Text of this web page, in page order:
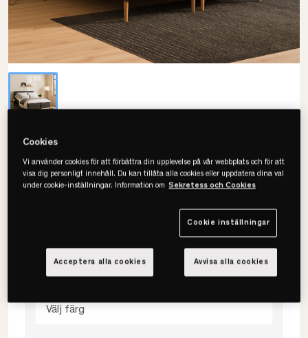
Drem
Amalia Original Ställbar Säng
Välj storlek
Välj färg
Cookies
Vi använder cookies för att förbättra din upplevelse på vår webbplats och för att
visa dig personligt innehåll. Du kan tillåta alla cookies eller uppdatera dina val
under cookie-inställningar. Information om Sekretess och Cookies
Cookie inställningar
Avvisa alla cookies
Acceptera alla cookies